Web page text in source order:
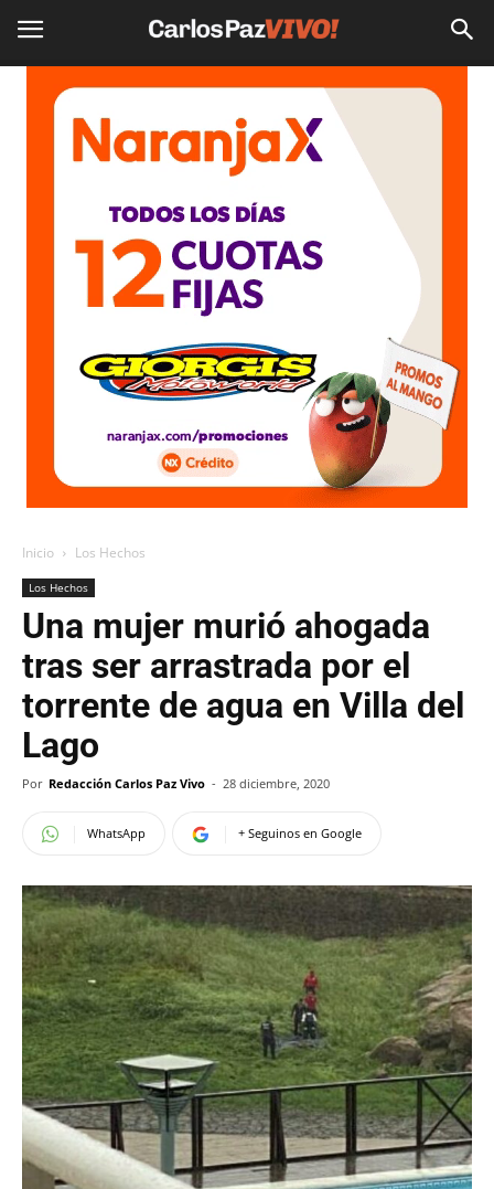
Inicio Los Hechos
Los Hechos
Una mujer murió ahogada
tras ser arrastrada por el
torrente de agua en Villa del
Lago
Por Redacción Carlos Paz Vivo - 28 diciembre, 2020
WhatsApp + Seguinos en Google